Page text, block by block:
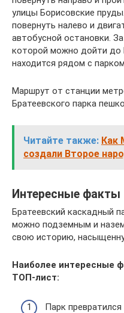
улицы Борисовские
повернуть налево и
автобусной остановки.
которой можно дойти до
находится рядом с
Маршрут от станции
Братеевского парка
Читайте также: Как
создали Второе
Интересные факты
Братеевский каскадный
можно подземным и
свою историю,
Наиболее интересные
ТОП-лист:
Парк